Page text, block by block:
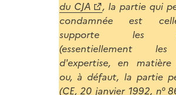
du CJA
, la partie qui
condamnée est
supporte les
(essentiellement
d'expertise, en matière
ou, à défaut, la partie
(CE, 20 janvier 1992, n°